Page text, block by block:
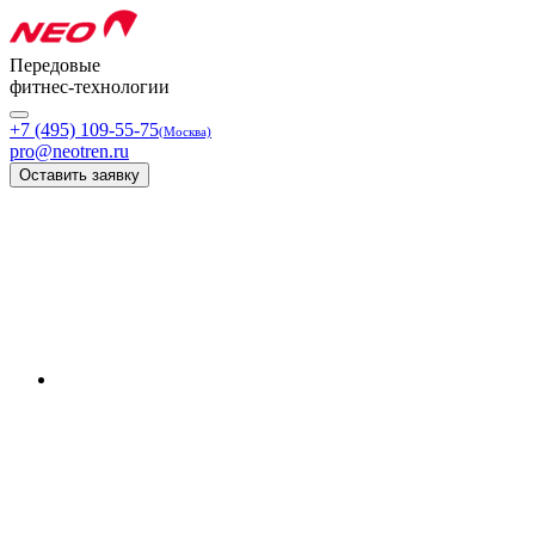
Передовые
фитнес-технологии
+7 (495) 109-55-75(Москва)
pro@neotren.ru
Оставить заявку